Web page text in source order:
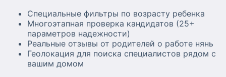
Специальные фильтры по возрасту ребенка
Многоэтапная проверка кандидатов (25+
параметров надежности)
Реальные отзывы от родителей о работе нянь
Геолокация для поиска специалистов рядом с
вашим домом